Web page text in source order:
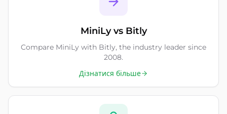
MiniLy vs Bitly
Compare MiniLy with Bitly, the industry leader since
2008.
Дізнатися більше